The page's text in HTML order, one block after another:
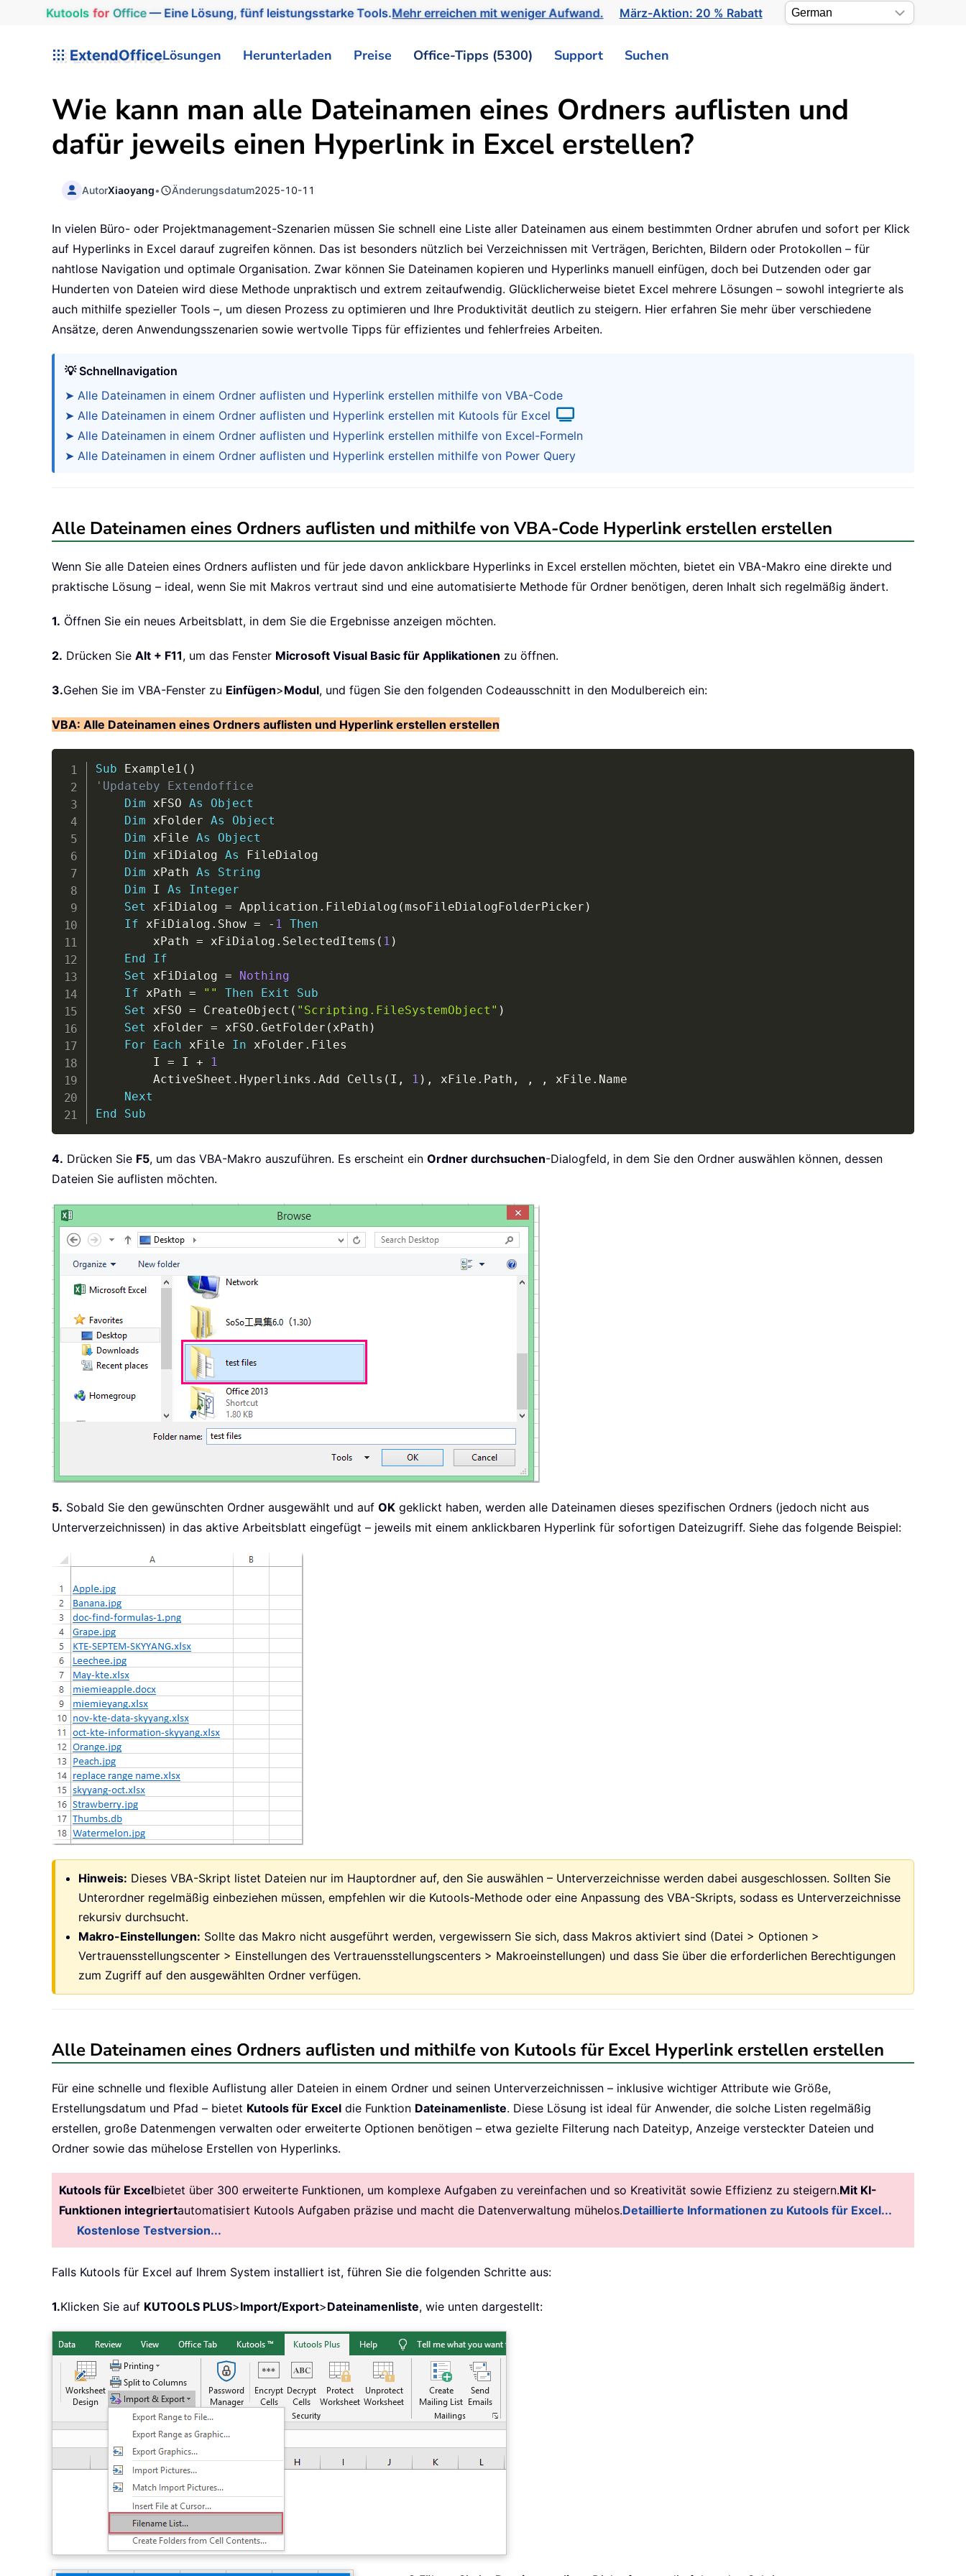
Kutools for Office— Eine Lösung, fünf leistungsstarke Tools.Mehr erreichen mit weniger Aufwand. März-Aktion: 20 % Rabatt
ExtendOfficeLösungen Herunterladen Preise Office-Tipps (5300) Support Suchen
Wie kann man alle Dateinamen eines Ordners auflisten und
dafür jeweils einen Hyperlink in Excel erstellen?
AutorXiaoyang• Änderungsdatum2025-10-11
In vielen Büro- oder Projektmanagement-Szenarien müssen Sie schnell eine Liste aller Dateinamen aus einem bestimmten Ordner abrufen und sofort per Klick
auf Hyperlinks in Excel darauf zugreifen können. Das ist besonders nützlich bei Verzeichnissen mit Verträgen, Berichten, Bildern oder Protokollen – für
nahtlose Navigation und optimale Organisation. Zwar können Sie Dateinamen kopieren und Hyperlinks manuell einfügen, doch bei Dutzenden oder gar
Hunderten von Dateien wird diese Methode unpraktisch und extrem zeitaufwendig. Glücklicherweise bietet Excel mehrere Lösungen – sowohl integrierte als
auch mithilfe spezieller Tools –, um diesen Prozess zu optimieren und Ihre Produktivität deutlich zu steigern. Hier erfahren Sie mehr über verschiedene
Ansätze, deren Anwendungsszenarien sowie wertvolle Tipps für effizientes und fehlerfreies Arbeiten.
💡 Schnellnavigation
➤ Alle Dateinamen in einem Ordner auflisten und Hyperlink erstellen mithilfe von VBA-Code
➤ Alle Dateinamen in einem Ordner auflisten und Hyperlink erstellen mit Kutools für Excel
➤ Alle Dateinamen in einem Ordner auflisten und Hyperlink erstellen mithilfe von Excel-Formeln
➤ Alle Dateinamen in einem Ordner auflisten und Hyperlink erstellen mithilfe von Power Query
Alle Dateinamen eines Ordners auflisten und mithilfe von VBA-Code Hyperlink erstellen erstellen
Wenn Sie alle Dateien eines Ordners auflisten und für jede davon anklickbare Hyperlinks in Excel erstellen möchten, bietet ein VBA-Makro eine direkte und
praktische Lösung – ideal, wenn Sie mit Makros vertraut sind und eine automatisierte Methode für Ordner benötigen, deren Inhalt sich regelmäßig ändert.
1. Öffnen Sie ein neues Arbeitsblatt, in dem Sie die Ergebnisse anzeigen möchten.
2. Drücken Sie Alt + F11, um das Fenster Microsoft Visual Basic für Applikationen zu öffnen.
3.Gehen Sie im VBA-Fenster zu Einfügen>Modul, und fügen Sie den folgenden Codeausschnitt in den Modulbereich ein:
VBA: Alle Dateinamen eines Ordners auflisten und Hyperlink erstellen erstellen
Sub Example1 ( )
'Updateby Extendoffice
Dim xFSO As
Object
Dim xFolder As
Object
Dim xFile As
Object
Dim xFiDialog As FileDialog
Dim xPath As
String
Dim I As
Integer
Set xFiDialog = Application . FileDialog (msoFileDialogFolderPicker )
If xFiDialog . Show = - 1 Then
        xPath
= xFiDialog . SelectedItems ( 1 )
End
If
Set xFiDialog =
Nothing
If xPath = "" Then Exit
Sub
Set xFSO = CreateObject ( "Scripting.FileSystemObject" )
Set xFolder = xFSO . GetFolder ( xPath )
For
Each xFile In xFolder . Files
        I
= I +
1
        ActiveSheet
. Hyperlinks . Add Cells ( I , 1 ) , xFile . Path , , , xFile . Name
Next
End
Sub
4. Drücken Sie F5, um das VBA-Makro auszuführen. Es erscheint ein Ordner durchsuchen-Dialogfeld, in dem Sie den Ordner auswählen können, dessen
Dateien Sie auflisten möchten.
5. Sobald Sie den gewünschten Ordner ausgewählt und auf OK geklickt haben, werden alle Dateinamen dieses spezifischen Ordners (jedoch nicht aus
Unterverzeichnissen) in das aktive Arbeitsblatt eingefügt – jeweils mit einem anklickbaren Hyperlink für sofortigen Dateizugriff. Siehe das folgende Beispiel:
Hinweis: Dieses VBA-Skript listet Dateien nur im Hauptordner auf, den Sie auswählen – Unterverzeichnisse werden dabei ausgeschlossen. Sollten Sie
Unterordner regelmäßig einbeziehen müssen, empfehlen wir die Kutools-Methode oder eine Anpassung des VBA-Skripts, sodass es Unterverzeichnisse
rekursiv durchsucht.
Makro-Einstellungen: Sollte das Makro nicht ausgeführt werden, vergewissern Sie sich, dass Makros aktiviert sind (Datei > Optionen >
Vertrauensstellungscenter > Einstellungen des Vertrauensstellungscenters > Makroeinstellungen) und dass Sie über die erforderlichen Berechtigungen
zum Zugriff auf den ausgewählten Ordner verfügen.
Alle Dateinamen eines Ordners auflisten und mithilfe von Kutools für Excel Hyperlink erstellen erstellen
Für eine schnelle und flexible Auflistung aller Dateien in einem Ordner und seinen Unterverzeichnissen – inklusive wichtiger Attribute wie Größe,
Erstellungsdatum und Pfad – bietet Kutools für Excel die Funktion Dateinamenliste. Diese Lösung ist ideal für Anwender, die solche Listen regelmäßig
erstellen, große Datenmengen verwalten oder erweiterte Optionen benötigen – etwa gezielte Filterung nach Dateityp, Anzeige versteckter Dateien und
Ordner sowie das mühelose Erstellen von Hyperlinks.
Kutools für Excelbietet über 300 erweiterte Funktionen, um komplexe Aufgaben zu vereinfachen und so Kreativität sowie Effizienz zu steigern.Mit KI-
Funktionen integriertautomatisiert Kutools Aufgaben präzise und macht die Datenverwaltung mühelos.Detaillierte Informationen zu Kutools für Excel...
Kostenlose Testversion...
Falls Kutools für Excel auf Ihrem System installiert ist, führen Sie die folgenden Schritte aus:
1.Klicken Sie auf KUTOOLS PLUS>Import/Export>Dateinamenliste, wie unten dargestellt: